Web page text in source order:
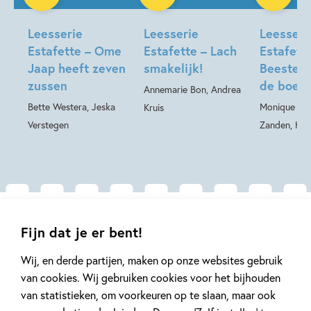
Fijn dat je er bent!
Wij, en derde partijen, maken op onze websites gebruik
van cookies. Wij gebruiken cookies voor het bijhouden
van statistieken, om voorkeuren op te slaan, maar ook
Leesserie
Estafette – Ome
Jaap heeft zeven
zussen
Bette Westera, Jeska
Verstegen
Leesserie
Estafette – Lach
smakelijk!
Annemarie Bon, Andrea
Kruis
de boer
Monique
Zanden,
Gerelateerde artikelen
Kinderpanel Kinderpanel